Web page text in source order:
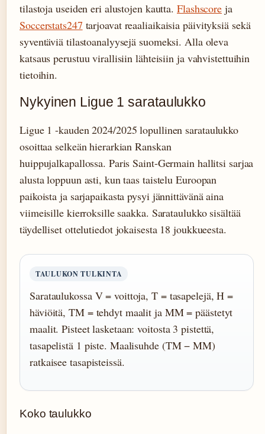
tilastoja useiden eri alustojen kautta. Flashscore ja
Soccerstats247 tarjoavat reaaliaikaisia päivityksiä sekä
syventäviä tilastoanalyysejä suomeksi. Alla oleva
katsaus perustuu virallisiin lähteisiin ja vahvistettuihin
tietoihin.
Nykyinen Ligue 1 sarataulukko
Ligue 1 -kauden 2024/2025 lopullinen sarataulukko
osoittaa selkeän hierarkian Ranskan
huippujalkapallossa. Paris Saint-Germain hallitsi sarjaa
alusta loppuun asti, kun taas taistelu Euroopan
paikoista ja sarjapaikasta pysyi jännittävänä aina
viimeisille kierroksille saakka. Sarataulukko sisältää
täydelliset ottelutiedot jokaisesta 18 joukkueesta.
TAULUKON TULKINTA
Sarataulukossa V = voittoja, T = tasapelejä, H =
häviöitä, TM = tehdyt maalit ja MM = päästetyt
maalit. Pisteet lasketaan: voitosta 3 pistettä,
tasapelistä 1 piste. Maalisuhde (TM − MM)
ratkaisee tasapisteissä.
Koko taulukko